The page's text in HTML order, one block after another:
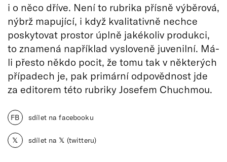
i o něco dříve. Není to rubrika přísně výběrová,
nýbrž mapující, i když kvalitativně nechce
poskytovat prostor úplně jakékoliv produkci,
to znamená například vysloveně juvenilní. Má-
li přesto někdo pocit, že tomu tak v některých
případech je, pak primární odpovědnost jde
za editorem této rubriky Josefem Chuchmou.
FB sdílet na facebooku
𝕏 sdílet na 𝕏 (twitteru)